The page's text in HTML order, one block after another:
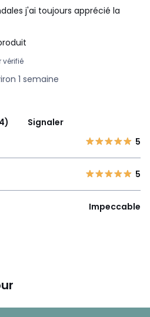
j'ai toujours apprécié la
vérifié
1 semaine
Signaler
5
5
Impeccable